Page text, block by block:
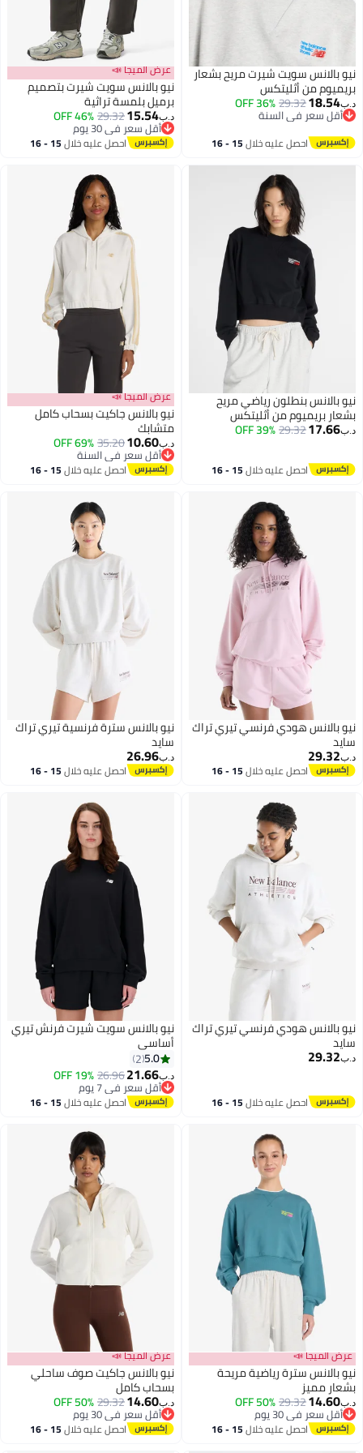
2
نيو بالانس سويت شيرت مريح بشعار
بريميوم من أثليتكس
د.ب‏18.54
29.32
36% OFF
أقل سعر في السنة
أقل سعر في السنة
احصل عليه خلال 15 - 16
عرض الميجا 📣
نيو بالانس سويت شيرت بتصميم
برميل بلمسة تراثية
د.ب‏15.54
29.32
46% OFF
أقل سعر في 30 يوم
أقل سعر في 30 يوماحصل عليه خلال 15 - 16
نيو بالانس بنطلون رياضي مريح
بشعار بريميوم من أثليتكس
د.ب‏17.66
29.32
39% OFF
احصل عليه خلال 15 - 16
عرض الميجا 📣
نيو بالانس جاكيت بسحاب كامل
متشابك
د.ب‏10.60
35.20
69% OFF
أقل سعر في السنة
أقل سعر في السنة
احصل عليه خلال 15 - 16
نيو بالانس هودي فرنسي تيري تراك
سايد
د.ب‏29.32
احصل عليه خلال 15 - 16
نيو بالانس سترة فرنسية تيري تراك
سايد
د.ب‏26.96
احصل عليه خلال 15 - 16
نيو بالانس هودي فرنسي تيري تراك
سايد
د.ب‏29.32
احصل عليه خلال 15 - 16
5
نيو بالانس سويت شيرت فرنش تيري
أساسي
5.0
2
د.ب‏21.66
26.96
19% OFF
أقل سعر في 7 يوم
أقل سعر في 7 يوماحصل عليه خلال 15 - 16
عرض الميجا 📣
نيو بالانس سترة رياضية مريحة
بشعار مميز
د.ب‏14.60
29.32
50% OFF
أقل سعر في 30 يوم
أقل سعر في 30 يوماحصل عليه خلال 15 - 16
عرض الميجا 📣
نيو بالانس جاكيت صوف ساحلي
بسحاب كامل
د.ب‏14.60
29.32
50% OFF
أقل سعر في 30 يوم
أقل سعر في 30 يوماحصل عليه خلال 15 - 16